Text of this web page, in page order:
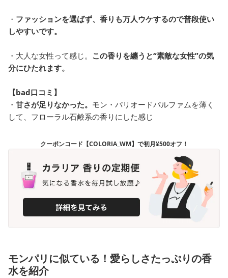
・ ファッションを選ばず、香りも万人ウケするので普段使い
しやすいです。
・大人な女性って感じ。 この香りを纏うと“素敵な女性”の気
分にひたれます。
【bad口コミ】
・ 甘さが足りなかった。 モン・パリオードパルファムを薄く
して、フローラル石鹸系の香りにした感じ
クーポンコード【COLORIA_WM】で初月¥500オフ！
モンパリに似ている！愛らしさたっぷりの香
水を紹介